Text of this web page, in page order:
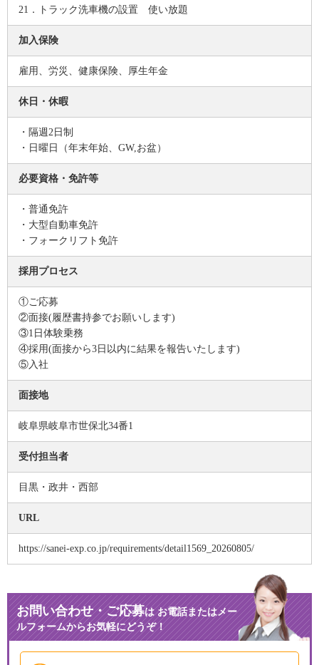
21．トラック洗車機の設置 使い放題
加入保険
雇用、労災、健康保険、厚生年金
休日・休暇
・隔週2日制
・日曜日（年末年始、GW,お盆）
必要資格・免許等
・普通免許
・大型自動車免許
・フォークリフト免許
採用プロセス
①ご応募
②面接(履歴書持参でお願いします)
③1日体験乗務
④採用(面接から3日以内に結果を報告いたします)
⑤入社
面接地
岐阜県岐阜市世保北34番1
受付担当者
目黒・政井・西部
URL
https://sanei-exp.co.jp/requirements/detail1569_20260805/
お問い合わせ・ご応募はお電話またはメー
ルフォームからお気軽にどうぞ！